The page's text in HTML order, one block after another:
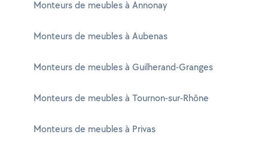
Monteurs de meubles à Annonay
Monteurs de meubles à Aubenas
Monteurs de meubles à Guilherand-Granges
Monteurs de meubles à Tournon-sur-Rhône
Monteurs de meubles à Privas